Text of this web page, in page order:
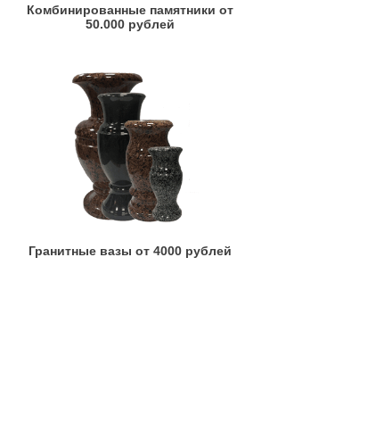
Комбинированные памятники от
50.000 рублей
Гранитные вазы от 4000 рублей